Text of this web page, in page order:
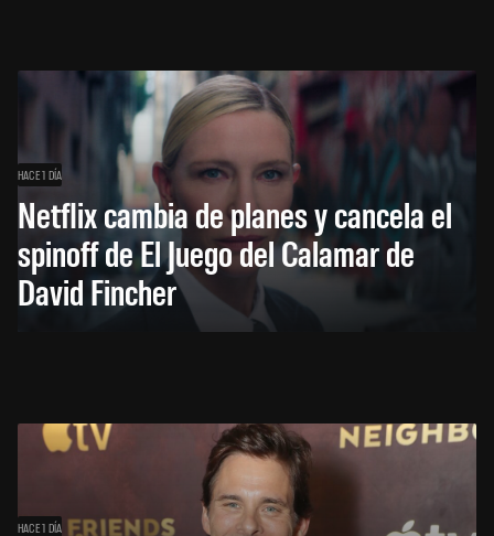
HACE 1 DÍA
Netflix cambia de planes y cancela el
spinoff de El Juego del Calamar de
David Fincher
HACE 1 DÍA